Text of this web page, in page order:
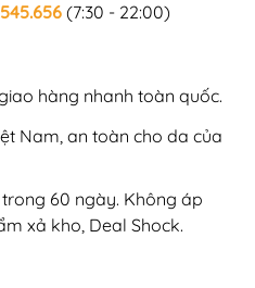
(7:30 - 22:00)
hàng nhanh toàn quốc.
Nam, an toàn cho da của
60 ngày. Không áp
xả kho, Deal Shock.